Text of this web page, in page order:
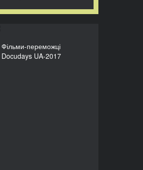
Фільми-переможці
Docudays UA-2017
Docudays UA-2017